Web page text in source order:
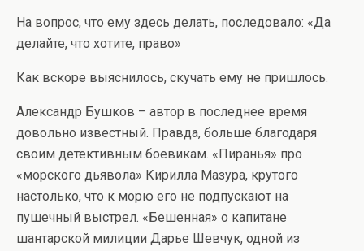
На вопрос, что ему здесь делать, последовало: «Да
делайте, что хотите, право»
Как вскоре выяснилось, скучать ему не пришлось.
Александр Бушков – автор в последнее время
довольно известный. Правда, больше благодаря
своим детективным боевикам. «Пиранья» про
«морского дьявола» Кирилла Мазура, крутого
настолько, что к морю его не подпускают на
пушечный выстрел. «Бешенная» о капитане
шантарской милиции Дарье Шевчук, одной из